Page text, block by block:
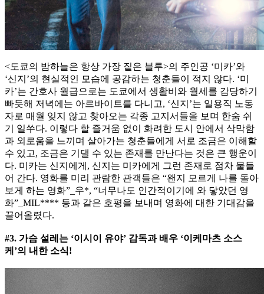
<도쿄의 밤하늘은 항상 가장 짙은 블루>의 주인공 ‘미카’와
‘신지’의 현실적인 모습에 공감하는 청춘들이 적지 않다. ‘미
카’는 간호사 월급으로는 도쿄에서 생활비와 월세를 감당하기
빠듯해 저녁에는 아르바이트를 다니고, ‘신지’는 일용직 노동
자로 매월 잊지 않고 찾아오는 각종 고지서들을 보며 한숨 쉬
기 일쑤다. 이렇다 할 즐거움 없이 화려한 도시 안에서 삭막함
과 외로움을 느끼며 살아가는 청춘들에게 서로 조금은 이해할
수 있고, 조금은 기댈 수 있는 존재를 만난다는 것은 큰 행운이
다. 미카는 신지에게, 신지는 미카에게 그런 존재로 점차 물들
어 간다. 영화를 미리 관람한 관객들은 “왠지 모르게 나를 돌아
보게 하는 영화”_우*, “너무나도 인간적이기에 와 닿았던 영
화”_MIL**** 등과 같은 호평을 보내며 영화에 대한 기대감을
끌어올렸다.
#3. 가슴 설레는 ‘이시이 유야’ 감독과 배우 ‘이케마츠 소스
케’의 내한 소식!